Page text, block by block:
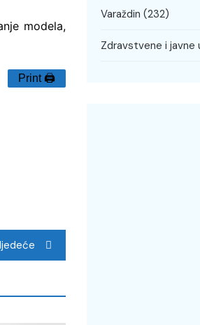
modela,
Print 🖨
Varaždin (232)
Zdravstvene i javne